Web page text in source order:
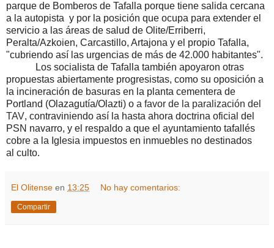
parque de Bomberos de Tafalla porque tiene salida cercana
a la autopista y por la posición que ocupa para extender el
servicio a las áreas de salud de Olite/Erriberri,
Peralta/Azkoien, Carcastillo, Artajona y el propio Tafalla,
"cubriendo así las urgencias de más de 42.000 habitantes".
Los socialista de Tafalla también apoyaron otras
propuestas abiertamente progresistas, como su oposición a
la incineración de basuras en la planta cementera de
Portland (Olazagutía/Olazti) o a favor de la paralización del
TAV, contraviniendo así la hasta ahora doctrina oficial del
PSN navarro, y el respaldo a que el ayuntamiento tafallés
cobre a la Iglesia impuestos en inmuebles no destinados
al culto.
El Olitense en 13:25 No hay comentarios:
Compartir